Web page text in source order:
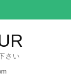
さい